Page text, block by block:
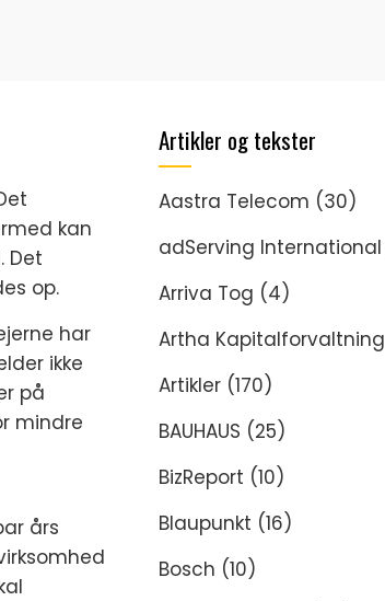
kan
Det
op.
har
ikke
på
mindre
års
Artikler og tekster
Aastra Telecom (30)
adServing International
Arriva Tog (4)
Artha Kapitalforvaltning
Artikler (170)
BAUHAUS (25)
BizReport (10)
Blaupunkt (16)
Bosch (10)